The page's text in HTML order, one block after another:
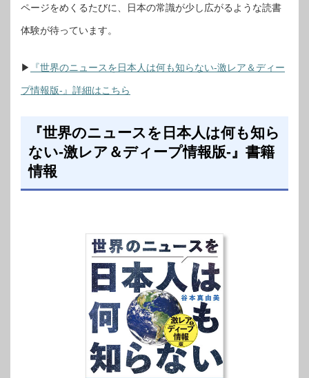
ページをめくるたびに、日本の常識が少し広がるような読書
体験が待っています。
▶︎ 『世界のニュースを日本人は何も知らない-激レア＆ディー
プ情報版-』詳細はこちら
『世界のニュースを日本人は何も知ら
ない-激レア＆ディープ情報版-』書籍
情報